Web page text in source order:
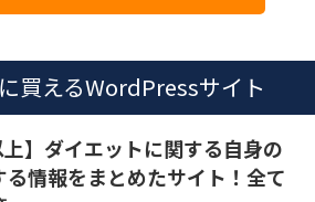
買えるWordPressサイト
上】ダイエットに関する自身の
情報をまとめたサイト！全て